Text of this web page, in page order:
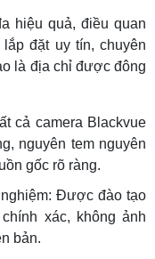
hiệu quả, điều quan
đặt uy tín, chuyên
là địa chỉ được đông
cả camera Blackvue
nguyên tem nguyên
gốc rõ ràng.
Được đào tạo
xác, không ảnh
bản.